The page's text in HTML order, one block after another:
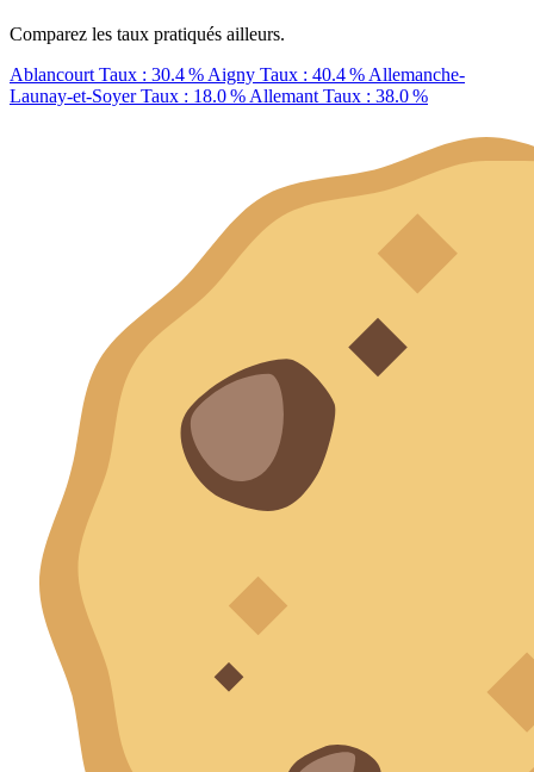
Comparez les taux pratiqués ailleurs.
Ablancourt Taux : 30.4 % Aigny Taux : 40.4 % Allemanche-
Launay-et-SoyerTaux : 18.0 % Allemant Taux : 38.0 %